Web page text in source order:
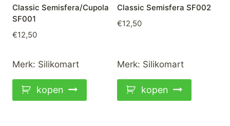
Classic Semisfera/Cupola
SF001
€12,50
Merk: Silikomart
kopen
Classic Semisfera SF002
€12,50
Merk: Silikomart
kopen